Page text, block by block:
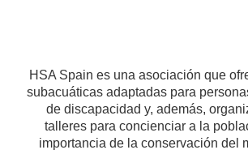
HSA Spain es una asociación que
subacuáticas adaptadas para
de discapacidad y, además,
talleres para concienciar a la
importancia de la conservación del